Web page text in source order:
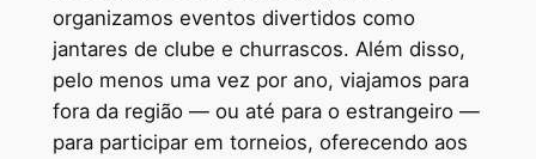
organizamos eventos divertidos como
jantares de clube e churrascos. Além disso,
pelo menos uma vez por ano, viajamos para
fora da região — ou até para o estrangeiro —
para participar em torneios, oferecendo aos